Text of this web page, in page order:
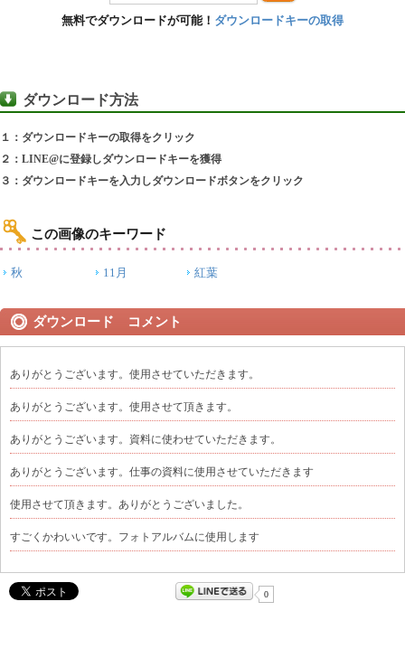
無料でダウンロードが可能！ ダウンロードキーの取得
ダウンロード方法
１：ダウンロードキーの取得をクリック
２：LINE@に登録しダウンロードキーを獲得
３：ダウンロードキーを入力しダウンロードボタンをクリック
この画像のキーワード
秋 11月 紅葉
ダウンロード コメント
ありがとうございます。使用させていただきます。
ありがとうございます。使用させて頂きます。
ありがとうございます。資料に使わせていただきます。
ありがとうございます。仕事の資料に使用させていただきます
使用させて頂きます。ありがとうございました。
すごくかわいいです。フォトアルバムに使用します
0